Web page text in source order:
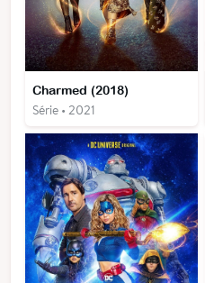
Charmed (2018)
Série • 2021